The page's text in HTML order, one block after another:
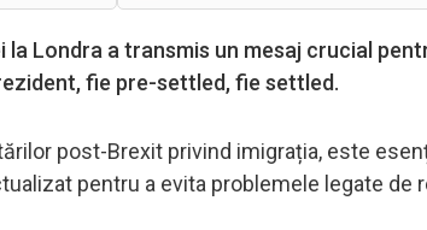
la Londra a transmis un mesaj crucial
fie pre-settled, fie settled.
post-Brexit privind imigrația, este
pentru a evita problemele legate de